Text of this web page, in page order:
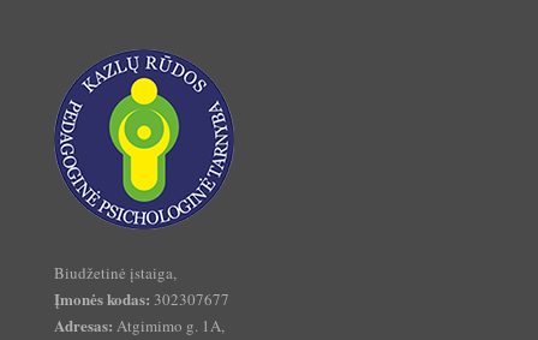
Biudžetinė įstaiga,
Įmonės kodas: 302307677
Adresas: Atgimimo g. 1A,